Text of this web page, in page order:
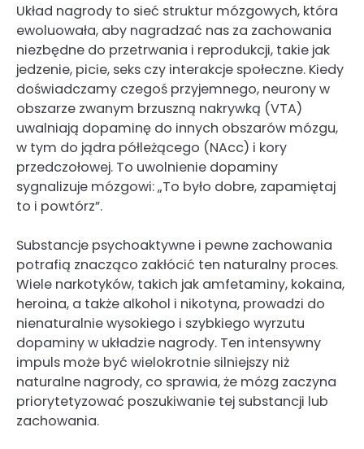
Układ nagrody to sieć struktur mózgowych, która
ewoluowała, aby nagradzać nas za zachowania
niezbędne do przetrwania i reprodukcji, takie jak
jedzenie, picie, seks czy interakcje społeczne. Kiedy
doświadczamy czegoś przyjemnego, neurony w
obszarze zwanym brzuszną nakrywką (VTA)
uwalniają dopaminę do innych obszarów mózgu,
w tym do jądra półleżącego (NAcc) i kory
przedczołowej. To uwolnienie dopaminy
sygnalizuje mózgowi: „To było dobre, zapamiętaj
to i powtórz”.
Substancje psychoaktywne i pewne zachowania
potrafią znacząco zakłócić ten naturalny proces.
Wiele narkotyków, takich jak amfetaminy, kokaina,
heroina, a także alkohol i nikotyna, prowadzi do
nienaturalnie wysokiego i szybkiego wyrzutu
dopaminy w układzie nagrody. Ten intensywny
impuls może być wielokrotnie silniejszy niż
naturalne nagrody, co sprawia, że mózg zaczyna
priorytetyzować poszukiwanie tej substancji lub
zachowania.